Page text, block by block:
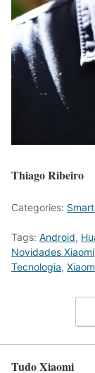
Thiago Ribeiro
Categories:
Tags: Android,
Novidades Xiaomi
Tecnologia,
Tudo Xiaomi